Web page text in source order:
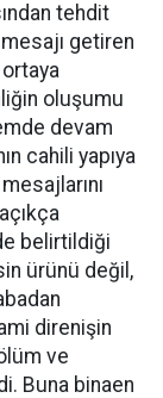
tehdit
getiren
oluşumu
devam
cahili yapıya
belirtildiği
ürünü değil,
direnişin
ve
Buna binaen